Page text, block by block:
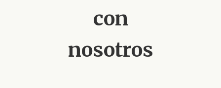
con
nosotros